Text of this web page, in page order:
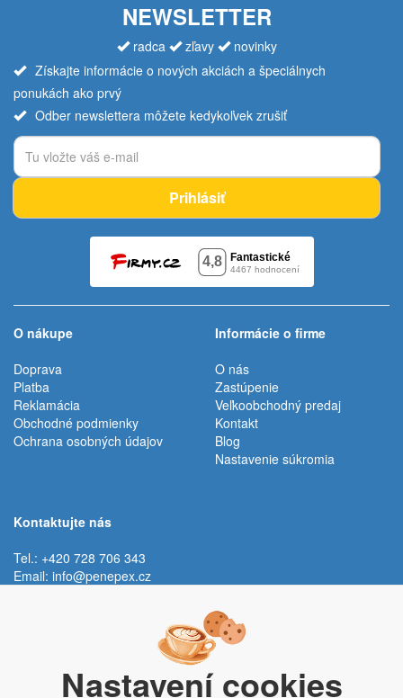
NEWSLETTER
radca zľavy
novinky
Získajte informácie o nových akciách a špeciálnych
ponukách ako prvý
Odber newslettera môžete kedykoľvek zrušiť
Prihlásiť
O nákupe
Doprava
Platba
Reklamácia
Obchodné podmienky
Ochrana osobných údajov
Informácie o firme
O nás
Zastúpenie
Veľkoobchodný predaj
Kontakt
Blog
Nastavenie súkromia
Kontaktujte nás
Tel.: +420 728 706 343
Email: info@penepex.cz
Trávník 2076, 686 03 Staré Město
Nastavení cookies